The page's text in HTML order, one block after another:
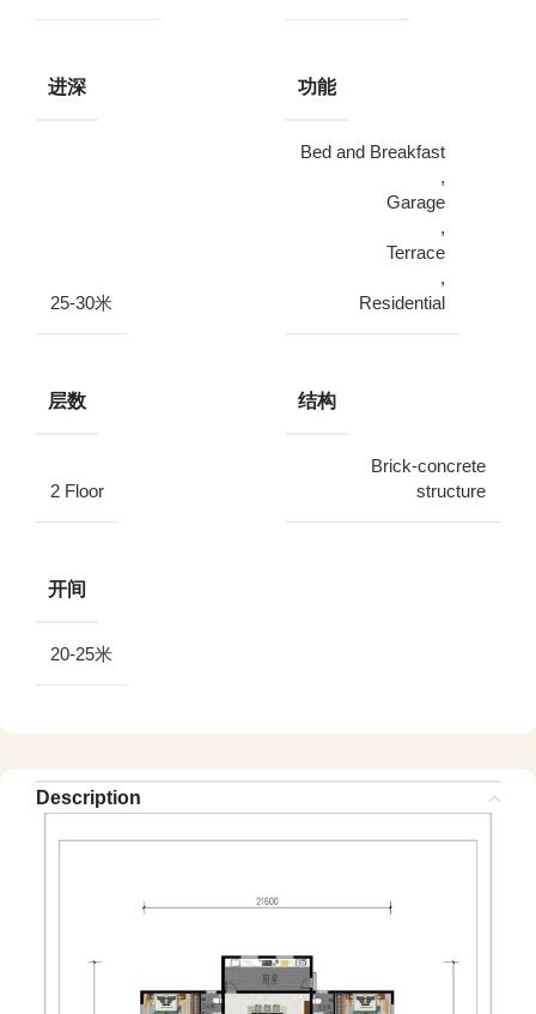
进深
25-30米
功能
Bed and Breakfast
,
Garage
,
Terrace
,
Residential
层数
2 Floor
结构
Brick-concrete
structure
开间
20-25米
Description